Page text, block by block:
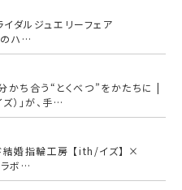
ダルジュエリーフェア
ハ…
かち合う“とくべつ”をかたちに |
）」が、手…
結婚指輪工房 【ith/イズ】 ×
ボ…